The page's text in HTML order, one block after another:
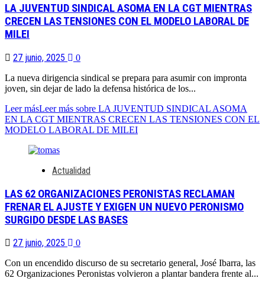
LA JUVENTUD SINDICAL ASOMA EN LA CGT MIENTRAS
CRECEN LAS TENSIONES CON EL MODELO LABORAL DE
MILEI
27 junio, 2025
0
La nueva dirigencia sindical se prepara para asumir con impronta
joven, sin dejar de lado la defensa histórica de los...
Leer másLeer más sobre LA JUVENTUD SINDICAL ASOMA
EN LA CGT MIENTRAS CRECEN LAS TENSIONES CON EL
MODELO LABORAL DE MILEI
Actualidad
LAS 62 ORGANIZACIONES PERONISTAS RECLAMAN
FRENAR EL AJUSTE Y EXIGEN UN NUEVO PERONISMO
SURGIDO DESDE LAS BASES
27 junio, 2025
0
Con un encendido discurso de su secretario general, José Ibarra, las
62 Organizaciones Peronistas volvieron a plantar bandera frente al...